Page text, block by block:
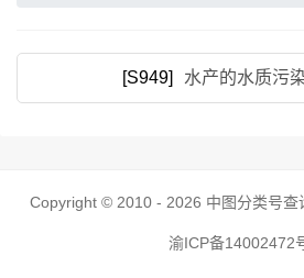
[S949] 水产的水质污
Copyright © 2010 - 2026 中图分类号查
渝ICP备14002472